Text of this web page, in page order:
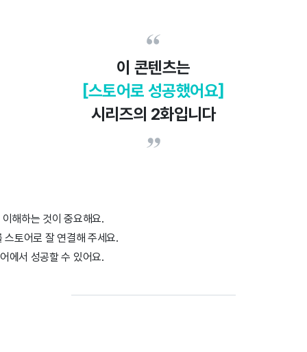
이 콘텐츠는
[스토어로 성공했어요]
시리즈의 2화입니다
해하는 것이 중요해요.
스토어로 잘 연결해 주세요.
에서 성공할 수 있어요.